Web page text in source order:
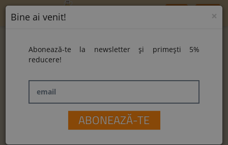
Home EMAG-Balerini
GRILĂ
×
Bine ai venit!
Abonează-te la newsletter și primești 5%
reducere!
email
ABONEAZĂ-TE